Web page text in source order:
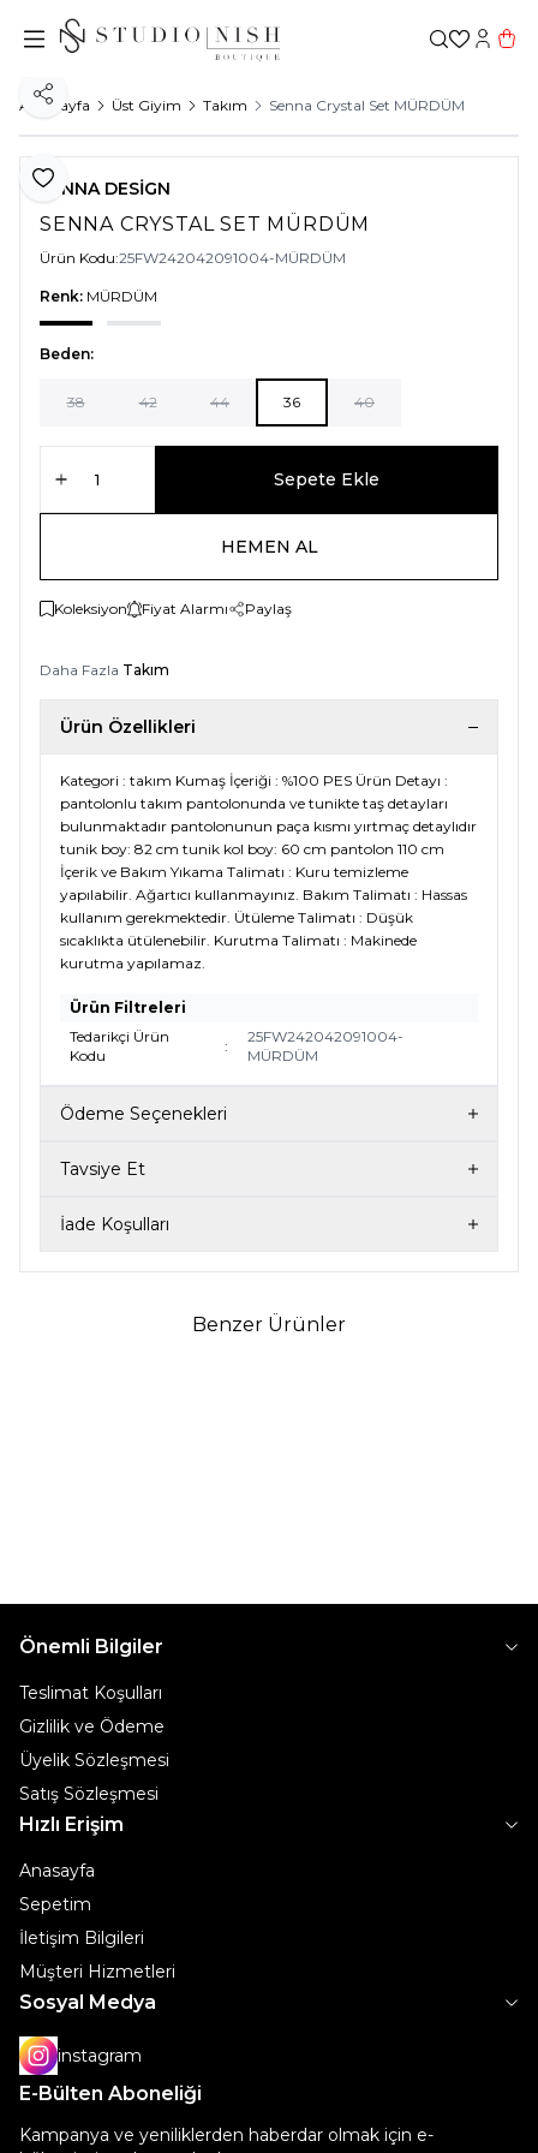
Ana Sayfa Üst Giyim Takım Senna Crystal Set MÜRDÜM
Favoriye Ekle
Paylaş
SENNA DESİGN
SENNA CRYSTAL SET MÜRDÜM
Ürün Kodu:25FW242042091004-MÜRDÜM
Renk: MÜRDÜM
Beden:
38 42 44 36 40
Sepete Ekle
HEMEN AL
Koleksiyon Fiyat Alarmı Paylaş
Daha Fazla Takım
Ürün Özellikleri
Kategori : takım Kumaş İçeriği : %100 PES Ürün Detayı :
pantolonlu takım pantolonunda ve tunikte taş detayları
bulunmaktadır pantolonunun paça kısmı yırtmaç detaylıdır
tunik boy: 82 cm tunik kol boy: 60 cm pantolon 110 cm
İçerik ve Bakım Yıkama Talimatı : Kuru temizleme
yapılabilir. Ağartıcı kullanmayınız. Bakım Talimatı : Hassas
kullanım gerekmektedir. Ütüleme Talimatı : Düşük
sıcaklıkta ütülenebilir. Kurutma Talimatı : Makinede
kurutma yapılamaz.
Ürün Filtreleri
Tedarikçi Ürün
Kodu
:
25FW242042091004-
MÜRDÜM
Ödeme Seçenekleri
Tavsiye Et
İade Koşulları
Benzer Ürünler
4
Önemli Bilgiler
Teslimat Koşulları
Gizlilik ve Ödeme
Üyelik Sözleşmesi
Satış Sözleşmesi
Hızlı Erişim
Anasayfa
Sepetim
İletişim Bilgileri
Müşteri Hizmetleri
Sosyal Medya
instagram
E-Bülten Aboneliği
Kampanya ve yeniliklerden haberdar olmak için e-